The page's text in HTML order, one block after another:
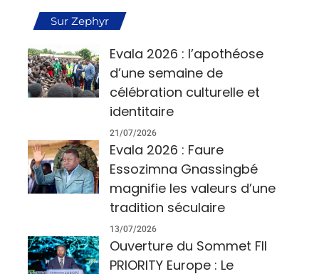
Sur Zephyr
Evala 2026 : l’apothéose
d’une semaine de
célébration culturelle et
identitaire
21/07/2026
Evala 2026 : Faure
Essozimna Gnassingbé
magnifie les valeurs d’une
tradition séculaire
13/07/2026
Ouverture du Sommet FII
PRIORITY Europe : Le